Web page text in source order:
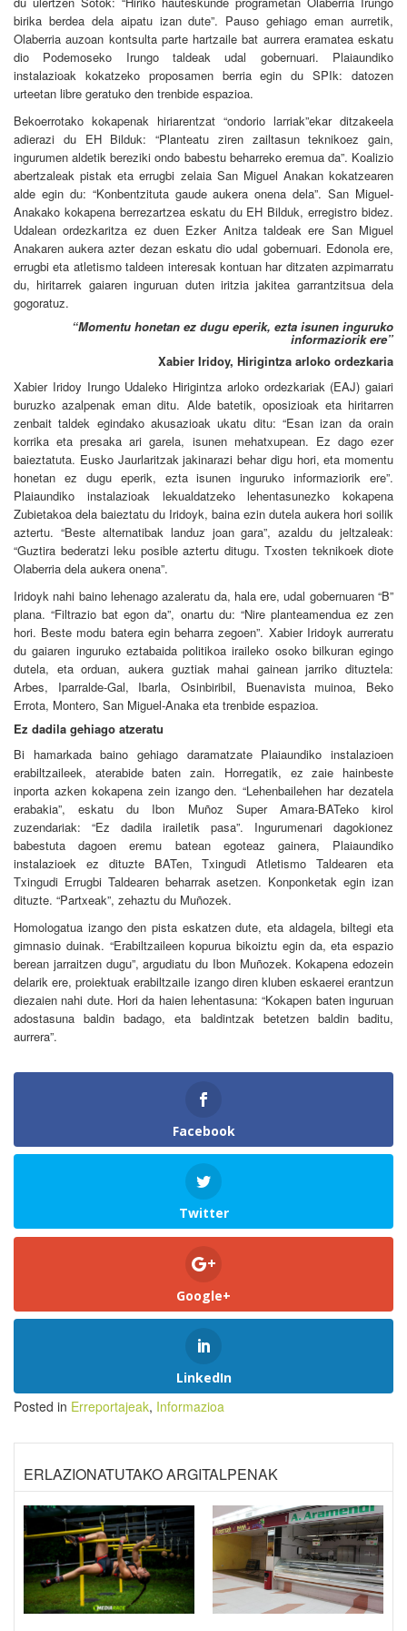
birika berdea dela aipatu izan dute”. Pauso gehiago eman aurretik,
Olaberria auzoan kontsulta parte hartzaile bat aurrera eramatea eskatu
dio Podemoseko Irungo taldeak udal gobernuari. Plaiaundiko
instalazioak kokatzeko proposamen berria egin du SPIk: datozen
urteetan libre geratuko den trenbide espazioa.
Bekoerrotako kokapenak hiriarentzat “ondorio larriak”ekar ditzakeela
adierazi du EH Bilduk: “Planteatu ziren zailtasun teknikoez gain,
ingurumen aldetik bereziki ondo babestu beharreko eremua da”. Koalizio
abertzaleak pistak eta errugbi zelaia San Miguel Anakan kokatzearen
alde egin du: “Konbentzituta gaude aukera onena dela”. San Miguel-
Anakako kokapena berrezartzea eskatu du EH Bilduk, erregistro bidez.
Udalean ordezkaritza ez duen Ezker Anitza taldeak ere San Miguel
Anakaren aukera azter dezan eskatu dio udal gobernuari. Edonola ere,
errugbi eta atletismo taldeen interesak kontuan har ditzaten azpimarratu
du, hiritarrek gaiaren inguruan duten iritzia jakitea garrantzitsua dela
gogoratuz.
“Momentu honetan ez dugu eperik, ezta isunen inguruko
informaziorik ere”
Xabier Iridoy, Hirigintza arloko ordezkaria
Xabier Iridoy Irungo Udaleko Hirigintza arloko ordezkariak (EAJ) gaiari
buruzko azalpenak eman ditu. Alde batetik, oposizioak eta hiritarren
zenbait taldek egindako akusazioak ukatu ditu: “Esan izan da orain
korrika eta presaka ari garela, isunen mehatxupean. Ez dago ezer
baieztatuta. Eusko Jaurlaritzak jakinarazi behar digu hori, eta momentu
honetan ez dugu eperik, ezta isunen inguruko informaziorik ere”.
Plaiaundiko instalazioak lekualdatzeko lehentasunezko kokapena
Zubietakoa dela baieztatu du Iridoyk, baina ezin dutela aukera hori soilik
aztertu. “Beste alternatibak landuz joan gara”, azaldu du jeltzaleak:
“Guztira bederatzi leku posible aztertu ditugu. Txosten teknikoek diote
Olaberria dela aukera onena”.
Iridoyk nahi baino lehenago azaleratu da, hala ere, udal gobernuaren “B”
plana. “Filtrazio bat egon da”, onartu du: “Nire planteamendua ez zen
hori. Beste modu batera egin beharra zegoen”. Xabier Iridoyk aurreratu
du gaiaren inguruko eztabaida politikoa iraileko osoko bilkuran egingo
dutela, eta orduan, aukera guztiak mahai gainean jarriko dituztela:
Arbes, Iparralde-Gal, Ibarla, Osinbiribil, Buenavista muinoa, Beko
Errota, Montero, San Miguel-Anaka eta trenbide espazioa.
Ez dadila gehiago atzeratu
Bi hamarkada baino gehiago daramatzate Plaiaundiko instalazioen
erabiltzaileek, aterabide baten zain. Horregatik, ez zaie hainbeste
inporta azken kokapena zein izango den. “Lehenbailehen har dezatela
erabakia”, eskatu du Ibon Muñoz Super Amara-BATeko kirol
zuzendariak: “Ez dadila irailetik pasa”. Ingurumenari dagokionez
babestuta dagoen eremu batean egoteaz gainera, Plaiaundiko
instalazioek ez dituzte BATen, Txingudi Atletismo Taldearen eta
Txingudi Errugbi Taldearen beharrak asetzen. Konponketak egin izan
dituzte. “Partxeak”, zehaztu du Muñozek.
Homologatua izango den pista eskatzen dute, eta aldagela, biltegi eta
gimnasio duinak. “Erabiltzaileen kopurua bikoiztu egin da, eta espazio
berean jarraitzen dugu”, argudiatu du Ibon Muñozek. Kokapena edozein
delarik ere, proiektuak erabiltzaile izango diren kluben eskaerei erantzun
diezaien nahi dute. Hori da haien lehentasuna: “Kokapen baten inguruan
adostasuna baldin badago, eta baldintzak betetzen baldin baditu,
aurrera”.
Facebook
Twitter
Google+
LinkedIn
Posted in Erreportajeak, Informazioa
ERLAZIONATUTAKO ARGITALPENAK